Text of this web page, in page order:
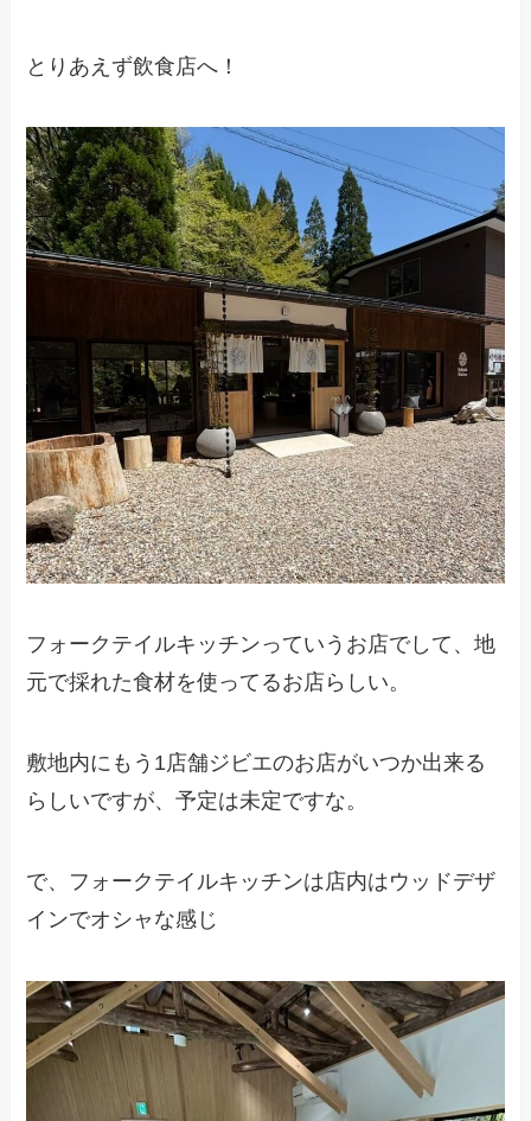
とりあえず飲食店へ！
フォークテイルキッチンっていうお店でして、地
元で採れた食材を使ってるお店らしい。
敷地内にもう1店舗ジビエのお店がいつか出来る
らしいですが、予定は未定ですな。
で、フォークテイルキッチンは店内はウッドデザ
インでオシャな感じ